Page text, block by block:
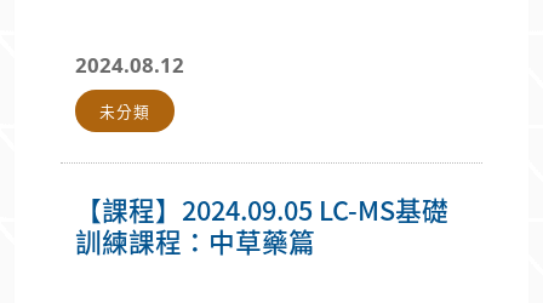
2024.08.12
未分類
【課程】2024.09.05 LC-MS基礎
訓練課程：中草藥篇